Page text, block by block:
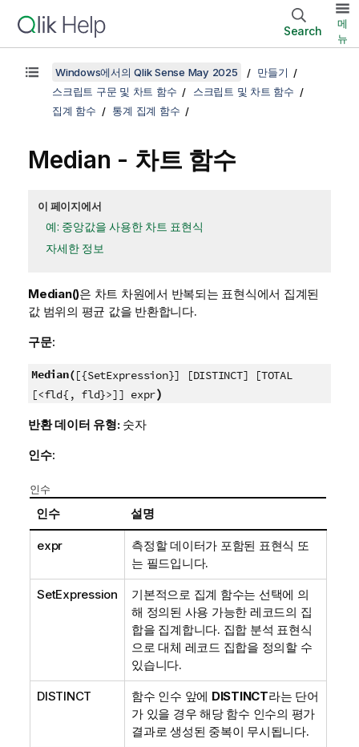
Search
메
뉴
Windows에서의 Qlik Sense May 2025
만들기
스크립트 구문 및 차트 함수
스크립트 및 차트 함수
집계 함수
통계 집계 함수
Median - 차트 함수
이 페이지에서
예: 중앙값을 사용한 차트 표현식
자세한 정보
Median()은 차트 차원에서 반복되는 표현식에서 집계된
값 범위의 평균 값을 반환합니다.
구문:
Median([{SetExpression}] [DISTINCT] [TOTAL
[<fld{, fld}>]] expr)
반환 데이터 유형: 숫자
인수:
인수
인수 설명
expr
측정할 데이터가 포함된 표현식 또
는 필드입니다.
SetExpression
기본적으로 집계 함수는 선택에 의
해 정의된 사용 가능한 레코드의 집
합을 집계합니다. 집합 분석 표현식
으로 대체 레코드 집합을 정의할 수
있습니다.
DISTINCT 함수 인수 앞에 DISTINCT라는 단어
가 있을 경우 해당 함수 인수의 평가
결과로 생성된 중복이 무시됩니다.